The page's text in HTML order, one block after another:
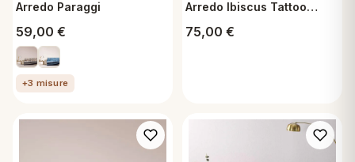
Arredo Paraggi
59,00 €
+3 misure
Arredo Ibiscus Tattoo
75,00 €